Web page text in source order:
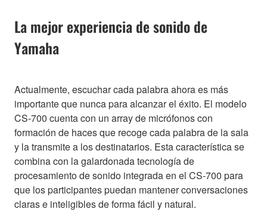
La mejor experiencia de sonido de
Yamaha
Actualmente, escuchar cada palabra ahora es más
importante que nunca para alcanzar el éxito. El modelo
CS-700 cuenta con un array de micrófonos con
formación de haces que recoge cada palabra de la sala
y la transmite a los destinatarios. Esta característica se
combina con la galardonada tecnología de
procesamiento de sonido integrada en el CS-700 para
que los participantes puedan mantener conversaciones
claras e inteligibles de forma fácil y natural.